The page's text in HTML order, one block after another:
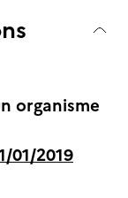
organisme
01/2019